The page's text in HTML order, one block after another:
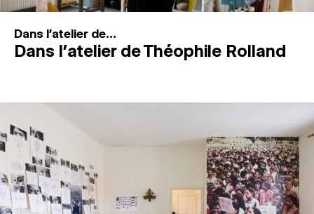
Dans l'atelier de...
Dans l’atelier de Théophile Rolland